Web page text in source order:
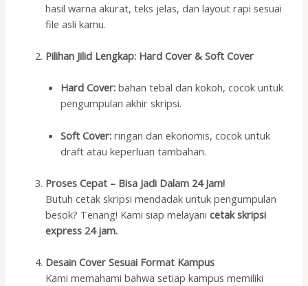
hasil warna akurat, teks jelas, dan layout rapi sesuai
file asli kamu.
Pilihan Jilid Lengkap: Hard Cover & Soft Cover
Hard Cover: bahan tebal dan kokoh, cocok untuk
pengumpulan akhir skripsi.
Soft Cover: ringan dan ekonomis, cocok untuk
draft atau keperluan tambahan.
Proses Cepat – Bisa Jadi Dalam 24 Jam!
Butuh cetak skripsi mendadak untuk pengumpulan
besok? Tenang! Kami siap melayanicetak skripsi
express 24 jam.
Desain Cover Sesuai Format Kampus
Kami memahami bahwa setiap kampus memiliki